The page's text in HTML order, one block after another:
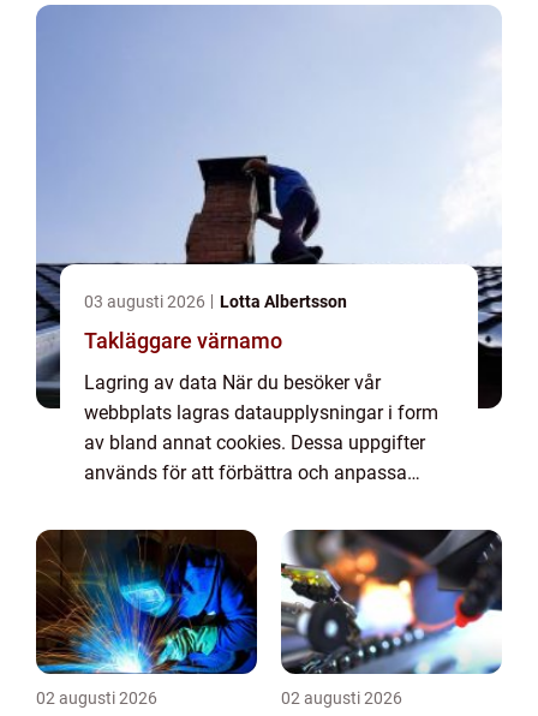
03 augusti 2026 Lotta Albertsson
Takläggare värnamo
Lagring av data När du besöker vår
webbplats lagras dataupplysningar i form
av bland annat cookies. Dessa uppgifter
används för att förbättra och anpassa
bra information som möjligt. Om du inte vill
att vi...
02 augusti 2026 02 augusti 2026